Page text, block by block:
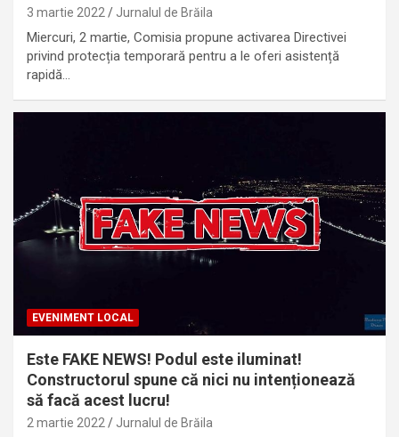
3 martie 2022 Jurnalul de Brăila
Miercuri, 2 martie, Comisia propune activarea Directivei
privind protecția temporară pentru a le oferi asistență
rapidă…
EVENIMENT LOCAL
Este FAKE NEWS! Podul este iluminat!
Constructorul spune că nici nu intenționează
să facă acest lucru!
2 martie 2022 Jurnalul de Brăila